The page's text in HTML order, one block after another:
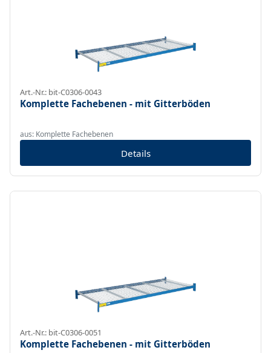
Art.-Nr.: bit-C0306-0043
Komplette Fachebenen - mit Gitterböden
aus: Komplette Fachebenen
Details
Art.-Nr.: bit-C0306-0051
Komplette Fachebenen - mit Gitterböden